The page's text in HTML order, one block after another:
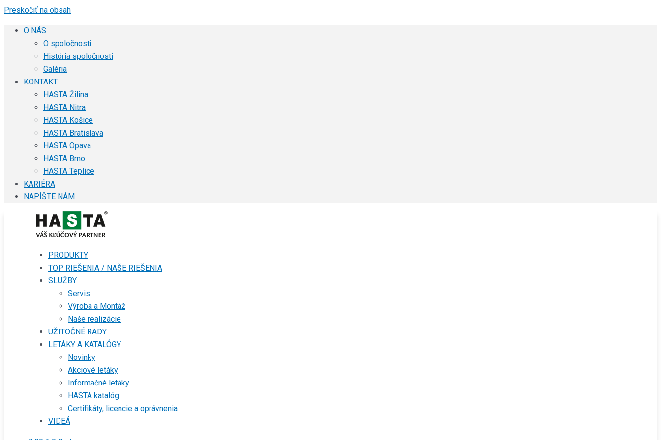
Preskočiť na obsah
O NÁS
O spoločnosti
História spoločnosti
Galéria
KONTAKT
HASTA Žilina
HASTA Nitra
HASTA Košice
HASTA Bratislava
HASTA Opava
HASTA Brno
HASTA Teplice
KARIÉRA
NAPÍŠTE NÁM
PRODUKTY
TOP RIEŠENIA / NAŠE RIEŠENIA
SLUŽBY
Servis
Výroba a Montáž
Naše realizácie
UŽITOČNÉ RADY
LETÁKY A KATALÓGY
Novinky
Akciové letáky
Informačné letáky
HASTA katalóg
Certifikáty, licencie a oprávnenia
VIDEÁ